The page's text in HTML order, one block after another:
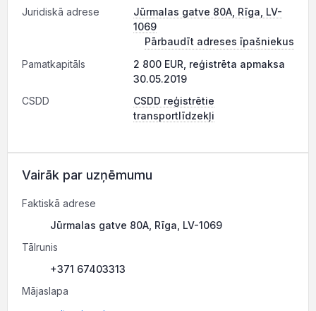
Juridiskā adrese
Jūrmalas gatve 80A, Rīga, LV-
1069
Pārbaudīt adreses īpašniekus
Pamatkapitāls
2 800 EUR, reģistrēta apmaksa
30.05.2019
CSDD
CSDD reģistrētie
transportlīdzekļi
Vairāk par uzņēmumu
Faktiskā adrese
Jūrmalas gatve 80A, Rīga, LV-1069
Tālrunis
+371 67403313
Mājaslapa